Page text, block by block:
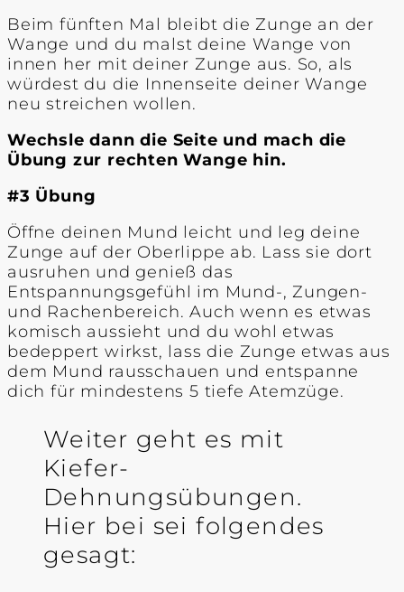
Beim fünften Mal bleibt die Zunge an der
Wange und du malst deine Wange von
innen her mit deiner Zunge aus. So, als
würdest du die Innenseite deiner Wange
neu streichen wollen.
Wechsle dann die Seite und mach die
Übung zur rechten Wange hin.
#3 Übung
Öffne deinen Mund leicht und leg deine
Zunge auf der Oberlippe ab. Lass sie dort
ausruhen und genieß das
Entspannungsgefühl im Mund-, Zungen-
und Rachenbereich. Auch wenn es etwas
komisch aussieht und du wohl etwas
bedeppert wirkst, lass die Zunge etwas aus
dem Mund rausschauen und entspanne
dich für mindestens 5 tiefe Atemzüge.
Weiter geht es mit
Kiefer-
Dehnungsübungen.
Hier bei sei folgendes
gesagt: